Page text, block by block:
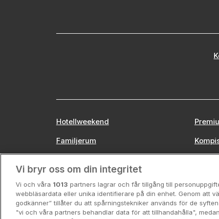
Hotellweekend
Familjerum
Vi bryr oss om din integritet
Vi och våra 1013 partners lagrar och får tillgång till
webbläsardata eller unika identifierare på din enhet. Genom att
godkänner” tillåter du att spårningstekniker används för de
"vi och våra partners behandlar data för att tillhandahålla",